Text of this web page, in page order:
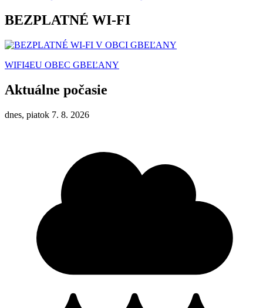
BEZPLATNÉ WI-FI
WIFI4EU OBEC GBEĽANY
Aktuálne počasie
dnes, piatok 7. 8. 2026